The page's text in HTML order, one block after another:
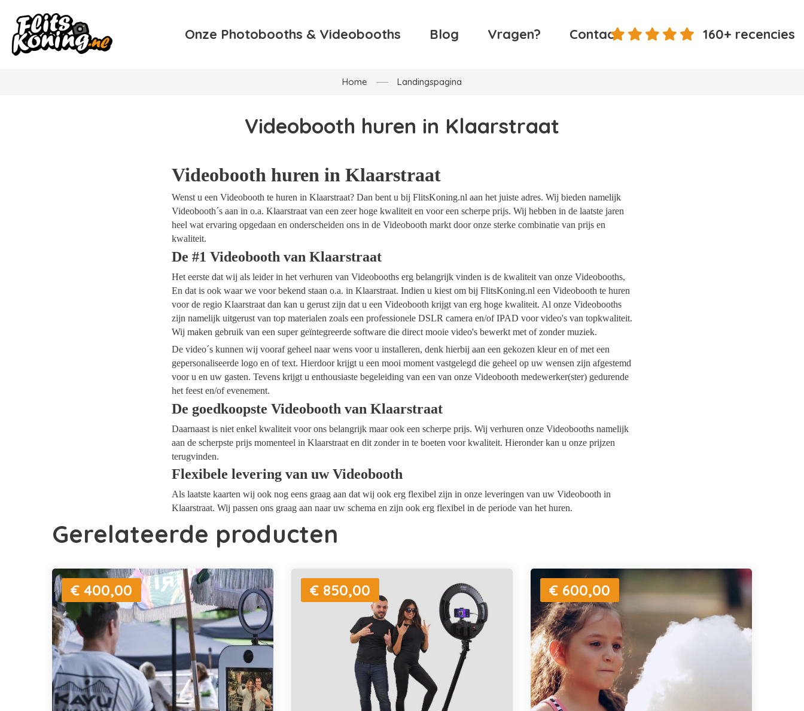
Onze Photobooths & Videobooths Blog Vragen? Contact 160+ recencies
Home Landingspagina
Videobooth huren in Klaarstraat
Videobooth huren in Klaarstraat
Wenst u een Videobooth te huren in Klaarstraat? Dan bent u bij FlitsKoning.nl aan het juiste adres. Wij bieden namelijk
Videobooth´s aan in o.a. Klaarstraat van een zeer hoge kwaliteit en voor een scherpe prijs. Wij hebben in de laatste jaren
heel wat ervaring opgedaan en onderscheiden ons in de Videobooth markt door onze sterke combinatie van prijs en
kwaliteit.
De #1 Videobooth van Klaarstraat
Het eerste dat wij als leider in het verhuren van Videobooths erg belangrijk vinden is de kwaliteit van onze Videobooths,
En dat is ook waar we voor bekend staan o.a. in Klaarstraat. Indien u kiest om bij FlitsKoning.nl een Videobooth te huren
voor de regio Klaarstraat dan kan u gerust zijn dat u een Videobooth krijgt van erg hoge kwaliteit. Al onze Videobooths
zijn namelijk uitgerust van top materialen zoals een professionele DSLR camera en/of IPAD voor video's van topkwaliteit.
Wij maken gebruik van een super geïntegreerde software die direct mooie video's bewerkt met of zonder muziek.
De video´s kunnen wij vooraf geheel naar wens voor u installeren, denk hierbij aan een gekozen kleur en of met een
gepersonaliseerde logo en of text. Hierdoor krijgt u een mooi moment vastgelegd die geheel op uw wensen zijn afgestemd
voor u en uw gasten. Tevens krijgt u enthousiaste begeleiding van een van onze Videobooth medewerker(ster) gedurende
het feest en/of evenement.
De goedkoopste Videobooth van Klaarstraat
Daarnaast is niet enkel kwaliteit voor ons belangrijk maar ook een scherpe prijs. Wij verhuren onze Videobooths namelijk
aan de scherpste prijs momenteel in Klaarstraat en dit zonder in te boeten voor kwaliteit. Hieronder kan u onze prijzen
terugvinden.
Flexibele levering van uw Videobooth
Als laatste kaarten wij ook nog eens graag aan dat wij ook erg flexibel zijn in onze leveringen van uw Videobooth in
Klaarstraat. Wij passen ons graag aan naar uw schema en zijn ook erg flexibel in de periode van het huren.
Gerelateerde producten
€ 400,00 € 850,00 € 600,00